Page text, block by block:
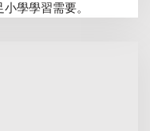
學學習需要。